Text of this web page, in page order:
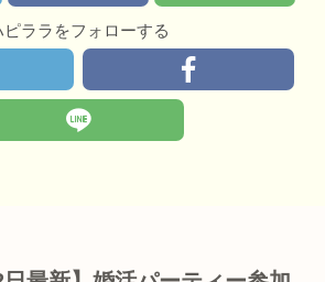
ピララをフォローする